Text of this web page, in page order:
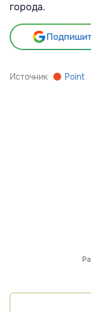
города.
Источник Point